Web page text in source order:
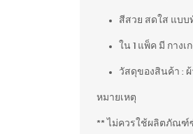
สีสวย สดใส แบบ
ใน 1 แพ็ค มี กางเ
วัสดุของสินค้า :
หมายเหตุ
** ไม่ควรใช้ผลิตภัณฑ์